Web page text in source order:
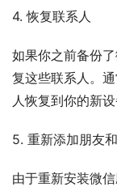
4. 恢复联系人
如果你之前备份
复这些联系人。
人恢复到你的新设
5. 重新添加朋友
由于重新安装微